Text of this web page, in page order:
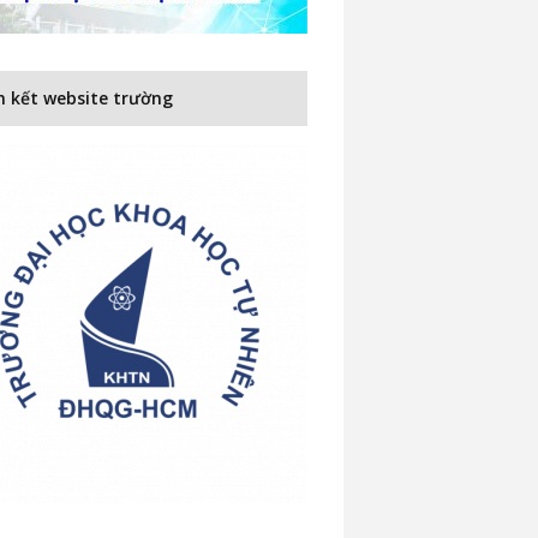
kết website trường